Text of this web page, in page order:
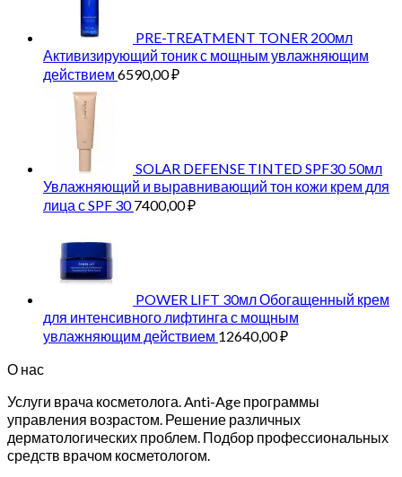
PRE-TREATMENT TONER 200мл
Активизирующий тоник с мощным увлажняющим
действием 6590,00₽
SOLAR DEFENSE TINTED SPF30 50мл
Увлажняющий и выравнивающий тон кожи крем для
лица с SPF 30 7400,00₽
POWER LIFT 30мл Обогащенный крем
для интенсивного лифтинга с мощным
увлажняющим действием 12640,00₽
О нас
Услуги врача косметолога. Anti-Age программы
управления возрастом. Решение различных
дерматологических проблем. Подбор профессиональных
средств врачом косметологом.